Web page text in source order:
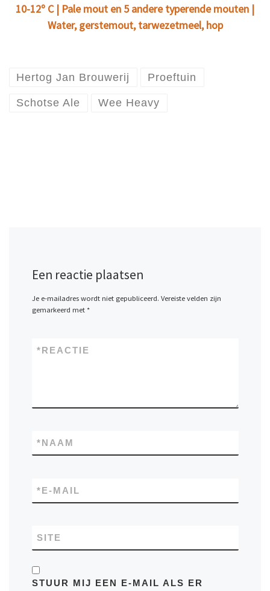
10-12º C | Pale mout en 5 andere typerende mouten |
Water, gerstemout, tarwezetmeel, hop
Hertog Jan Brouwerij Proeftuin
Schotse Ale Wee Heavy
Een reactie plaatsen
Je e-mailadres wordt niet gepubliceerd. Vereiste velden zijn
gemarkeerd met *
REACTIE
*
NAAM
*
E-MAIL
*
SITE
STUUR MIJ EEN E-MAIL ALS ER